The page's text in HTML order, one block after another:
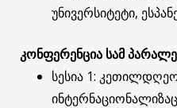
უნივერსიტეტი,
კონფერენცია სამ
სესია 1: